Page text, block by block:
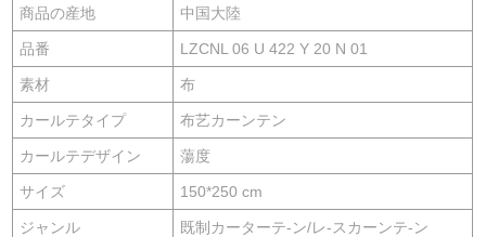
商品の産地 中国大陸
品番 LZCNL 06 U 422 Y 20 N 01
素材 布
カールテタイプ 布艺カーンテン
カールテデザイン 蕩度
サイズ 150*250 cm
ジャンル 既制カーターテ-ン/レ-スカーンテ-ン